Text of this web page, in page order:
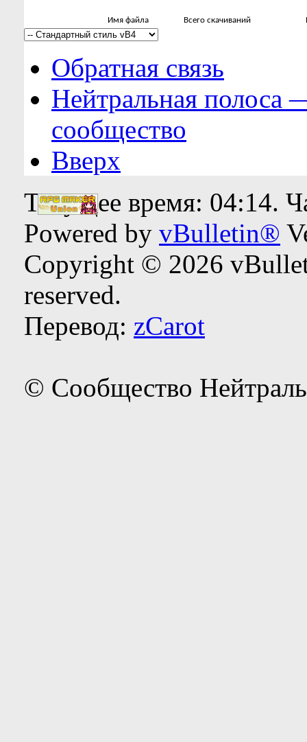
Имя файла Всего скачиваний
Обратная связь
Нейтральная полоса
сообщество
Вверх
Текущее время: 04:14.
Powered by vBulletin®
Copyright © 2026
reserved.
Перевод: zCarot
© Сообщество